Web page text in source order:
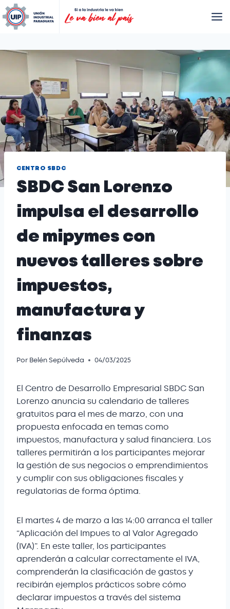
CENTRO SBDC
SBDC San Lorenzo
impulsa el desarrollo
de mipymes con
nuevos talleres sobre
impuestos,
manufactura y
finanzas
Por Belén Sepúlveda 04/03/2025
El Centro de Desarrollo Empresarial SBDC San
Lorenzo anuncia su calendario de talleres
gratuitos para el mes de marzo, con una
propuesta enfocada en temas como
impuestos, manufactura y salud financiera. Los
talleres permitirán a los participantes mejorar
la gestión de sus negocios o emprendimientos
y cumplir con sus obligaciones fiscales y
regulatorias de forma óptima.
El martes 4 de marzo a las 14:00 arranca el taller
“Aplicación del Impues to al Valor Agregado
(IVA)”. En este taller, los participantes
aprenderán a calcular correctamente el IVA,
comprenderán la clasificación de gastos y
recibirán ejemplos prácticos sobre cómo
declarar impuestos a través del sistema